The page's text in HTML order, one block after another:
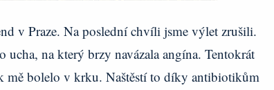
v Praze. Na poslední chvíli jsme výlet zrušili.
na který brzy navázala angína. Tentokrát
mě bolelo v krku. Naštěstí to díky antibiotikům